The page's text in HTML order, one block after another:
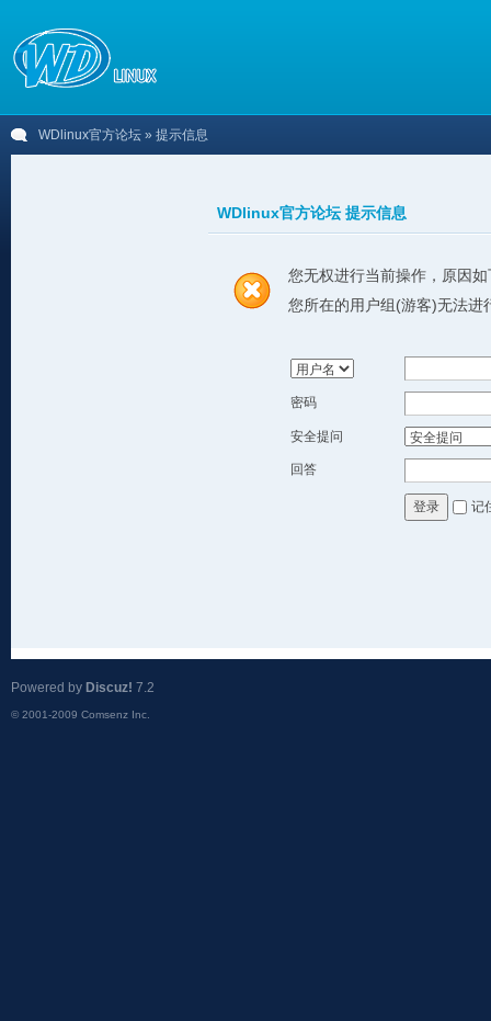
WDlinux官方论坛 » 提示信息
WDlinux官方论坛 提示信息
您无权进行当前操作，原因如
您所在的用户组(游客)无法进
密码
安全提问
回答
登录 记
Powered by Discuz! 7.2
© 2001-2009 Comsenz Inc.